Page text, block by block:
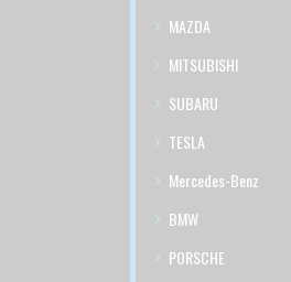
MAZDA
MITSUBISHI
SUBARU
TESLA
Mercedes-Benz
BMW
PORSCHE